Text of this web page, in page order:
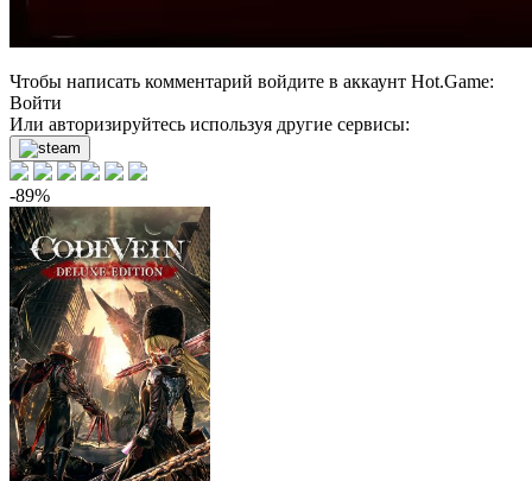
Чтобы написать комментарий войдите в аккаунт Hot.Game:
Войти
Или авторизируйтесь используя другие сервисы:
-89%